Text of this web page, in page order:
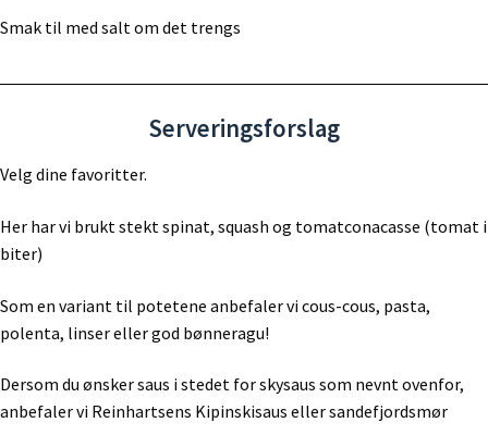
Smak til med salt om det trengs
Serveringsforslag
Velg dine favoritter.
Her har vi brukt stekt spinat, squash og tomatconacasse (tomat i
biter)
Som en variant til potetene anbefaler vi cous-cous, pasta,
polenta, linser eller god bønneragu!
Dersom du ønsker saus i stedet for skysaus som nevnt ovenfor,
anbefaler vi Reinhartsens Kipinskisaus eller sandefjordsmør